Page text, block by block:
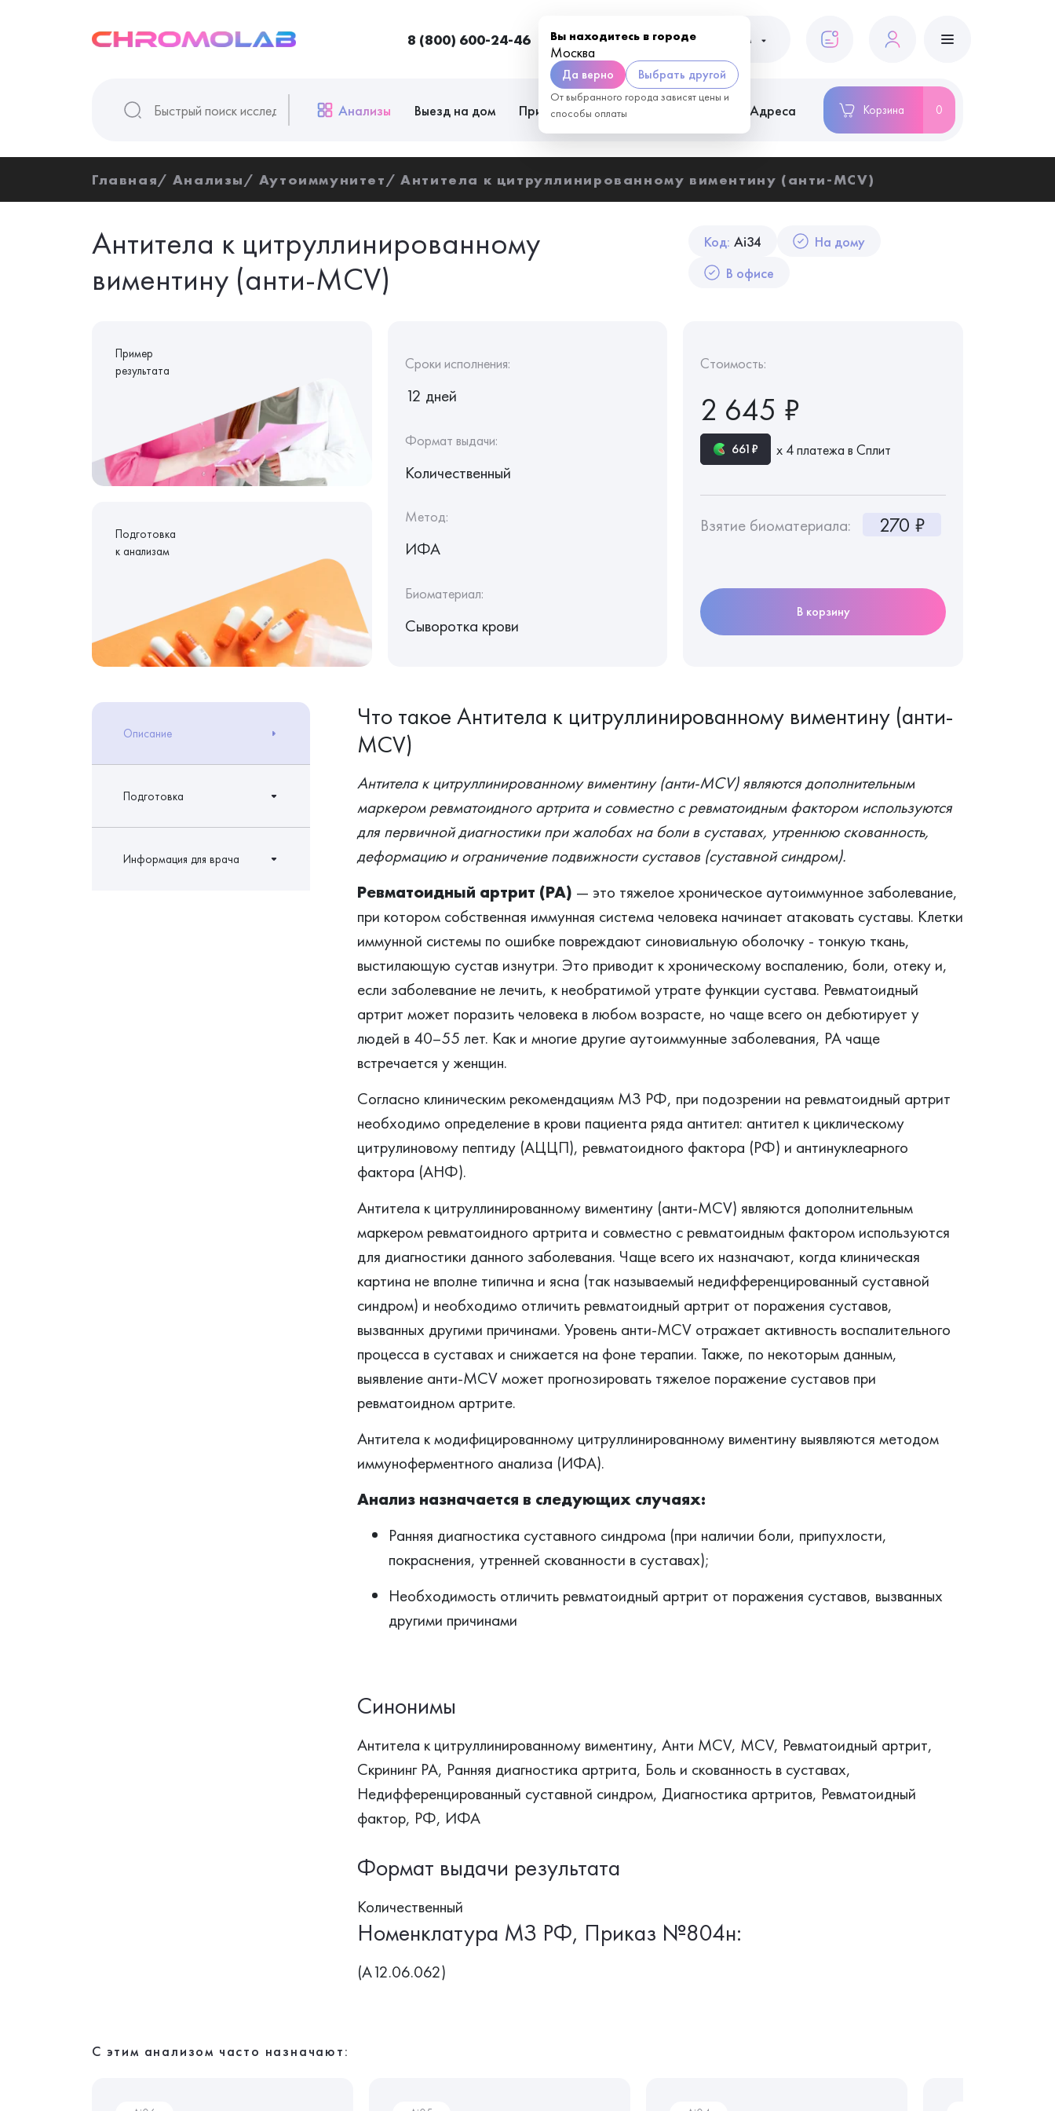
8 (800) 600-24-46 Вы находитесь в городе
Москва
Да верно Выбрать другой
От выбранного города зависят цены и
способы оплаты
Москва Пациентам
Анализы Выезд на дом Приём врачей Адреса Корзина 0
Главная Анализы Аутоиммунитет Антитела к цитруллинированному виментину (анти-MCV)
Код: Ai34
На дому
В офисе
Антитела к цитруллинированному
виментину (анти-MCV)
Пример
результата
Подготовка
к анализам
Сроки исполнения:
12 дней
Формат выдачи:
Количественный
Метод:
ИФА
Биоматериал:
Сыворотка крови
Стоимость:
2 645 ₽
661₽ х 4 платежа в Сплит
Взятие биоматериала: 270 ₽
В корзину
Описание
Подготовка
Информация для врача
Что такое Антитела к цитруллинированному виментину (анти-
MCV)
Антитела к цитруллинированному виментину (анти-MCV) являются дополнительным
маркером ревматоидного артрита и совместно с ревматоидным фактором используются
для первичной диагностики при жалобах на боли в суставах, утреннюю скованность,
деформацию и ограничение подвижности суставов (суставной синдром).
Ревматоидный артрит (РА) — это тяжелое хроническое аутоиммунное заболевание,
при котором собственная иммунная система человека начинает атаковать суставы. Клетки
иммунной системы по ошибке повреждают синовиальную оболочку - тонкую ткань,
выстилающую сустав изнутри. Это приводит к хроническому воспалению, боли, отеку и,
если заболевание не лечить, к необратимой утрате функции сустава. Ревматоидный
артрит может поразить человека в любом возрасте, но чаще всего он дебютирует у
людей в 40–55 лет. Как и многие другие аутоиммунные заболевания, РА чаще
встречается у женщин.
Согласно клиническим рекомендациям МЗ РФ, при подозрении на ревматоидный артрит
необходимо определение в крови пациента ряда антител: антител к циклическому
цитрулиновому пептиду (АЦЦП), ревматоидного фактора (РФ) и антинуклеарного
фактора (АНФ).
Антитела к цитруллинированному виментину (анти-MCV) являются дополнительным
маркером ревматоидного артрита и совместно с ревматоидным фактором используются
для диагностики данного заболевания. Чаще всего их назначают, когда клиническая
картина не вполне типична и ясна (так называемый недифференцированный суставной
синдром) и необходимо отличить ревматоидный артрит от поражения суставов,
вызванных другими причинами. Уровень анти-MCV отражает активность воспалительного
процесса в суставах и снижается на фоне терапии. Также, по некоторым данным,
выявление анти-MCV может прогнозировать тяжелое поражение суставов при
ревматоидном артрите.
Антитела к модифицированному цитруллинированному виментину выявляются методом
иммуноферментного анализа (ИФА).
Анализ назначается в следующих случаях:
Ранняя диагностика суставного синдрома (при наличии боли, припухлости,
покраснения, утренней скованности в суставах);
Необходимость отличить ревматоидный артрит от поражения суставов, вызванных
другими причинами
Синонимы
Антитела к цитруллинированному виментину, Анти MCV, MCV, Ревматоидный артрит,
Скрининг РА, Ранняя диагностика артрита, Боль и скованность в суставах,
Недифференцированный суставной синдром, Диагностика артритов, Ревматоидный
фактор, РФ, ИФА
Формат выдачи результата
Количественный
Номенклатура МЗ РФ, Приказ №804н:
(A12.06.062)
С этим анализом часто назначают: